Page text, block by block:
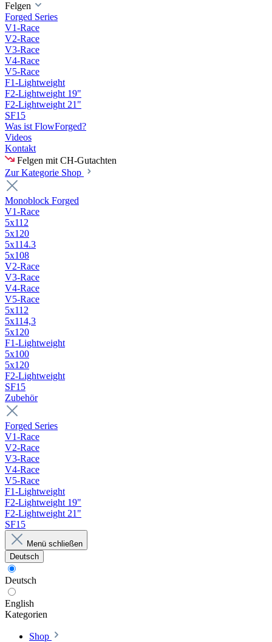
Felgen
Forged Series
V1-Race
V2-Race
V3-Race
V4-Race
V5-Race
F1-Lightweight
F2-Lightweight 19"
F2-Lightweight 21"
SF15
Was ist FlowForged?
Videos
Kontakt
Felgen mit CH-Gutachten
Zur Kategorie Shop
Monoblock Forged
V1-Race
5x112
5x120
5x114.3
5x108
V2-Race
V3-Race
V4-Race
V5-Race
5x112
5x114,3
5x120
F1-Lightweight
5x100
5x120
F2-Lightweight
SF15
Zubehör
Forged Series
V1-Race
V2-Race
V3-Race
V4-Race
V5-Race
F1-Lightweight
F2-Lightweight 19"
F2-Lightweight 21"
SF15
Menü schließen
Deutsch
Deutsch
English
Kategorien
Shop